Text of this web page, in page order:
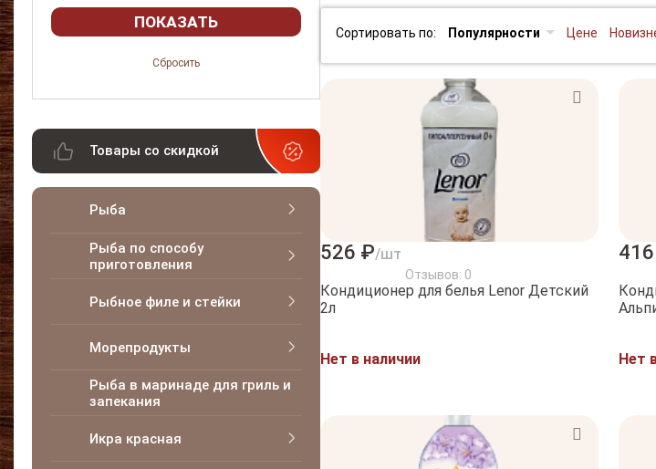
Товары со скидкой
Рыба
Рыба по способу
приготовления
Рыбное филе и стейки
Морепродукты
Рыба в маринаде для гриль и
запекания
Икра красная
Сортировать по: Популярности Цене
526 ₽/шт
Отзывов: 0
Кондиционер для белья Lenor Детский
2л
Нет в наличии Нет